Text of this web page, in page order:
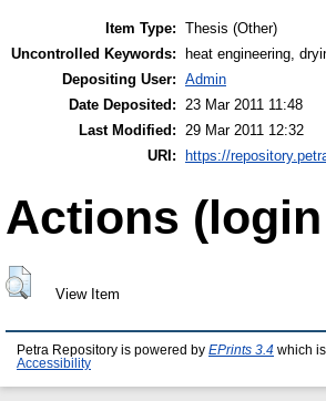
Item Type: Thesis (Other)
Uncontrolled Keywords: heat engineering,
Depositing User: Admin
Date Deposited:
23 Mar 2011 11:48
Last Modified:
29 Mar 2011 12:32
URI: https://
Actions
View Item
Petra Repository is powered by EPrints 3.4 which
Accessibility